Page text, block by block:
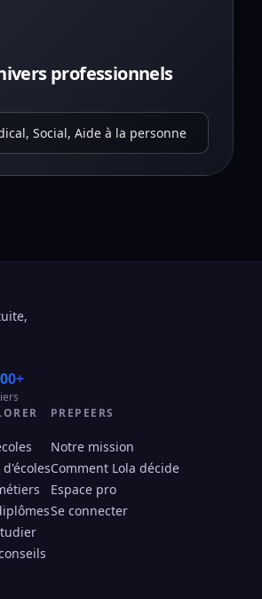
professionnels
Social, Aide à la personne
d'écoles
PREPEERS
Notre mission
Comment Lola décide
Espace pro
Se connecter